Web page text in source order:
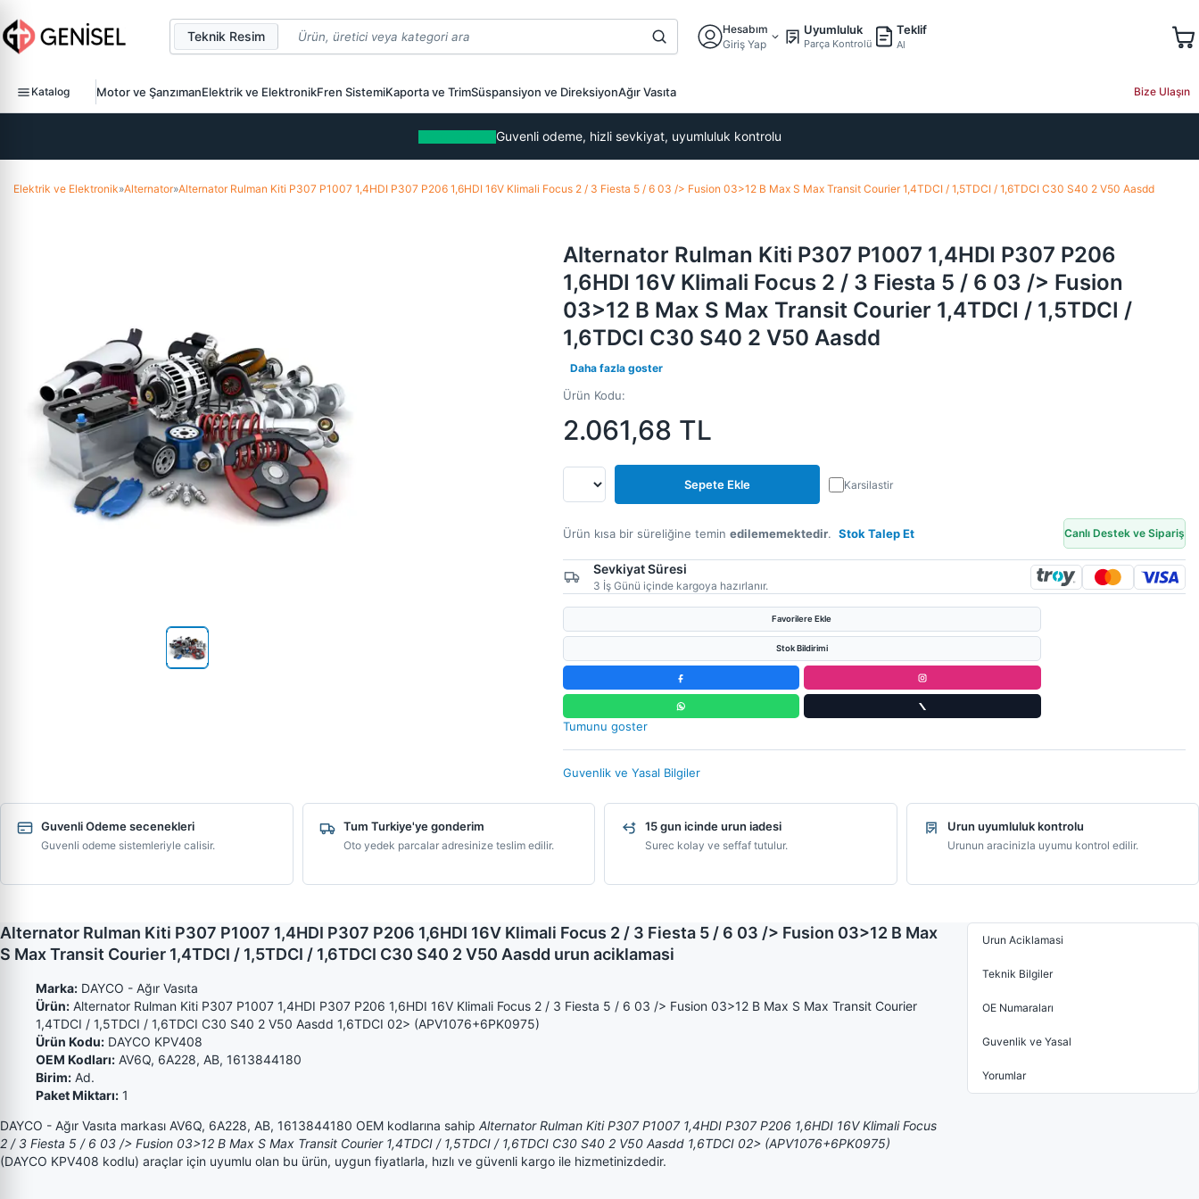
Teknik Resim
Hesabım
Giriş Yap
Uyumluluk
Parça Kontrolü
Teklif
Al
Katalog Motor ve ŞanzımanElektrik ve ElektronikFren SistemiKaporta ve TrimSüspansiyon ve DireksiyonAğır Vasıta Bize Ulaşın
Guvenli odeme, hizli sevkiyat, uyumluluk kontrolu
Elektrik ve Elektronik»Alternator»Alternator Rulman Kiti P307 P1007 1,4HDI P307 P206 1,6HDI 16V Klimali Focus 2 / 3 Fiesta 5 / 6 03 /> Fusion 03>12 B Max S Max Transit Courier 1,4TDCI / 1,5TDCI / 1,6TDCI C30 S40 2 V50 Aasdd
Alternator Rulman Kiti P307 P1007 1,4HDI P307 P206
1,6HDI 16V Klimali Focus 2 / 3 Fiesta 5 / 6 03 /> Fusion
03>12 B Max S Max Transit Courier 1,4TDCI / 1,5TDCI /
1,6TDCI C30 S40 2 V50 Aasdd
Daha fazla goster
Ürün Kodu:
2.061,68 TL
Sepete Ekle Karsilastir
Ürün kısa bir süreliğine temin edilememektedir. Stok Talep Et Canlı Destek ve Sipariş
Sevkiyat Süresi
3 İş Günü içinde kargoya hazırlanır.
Favorilere Ekle
Stok Bildirimi
Tumunu goster
Guvenlik ve Yasal Bilgiler
Guvenli Odeme secenekleri
Guvenli odeme sistemleriyle calisir.
Tum Turkiye'ye gonderim
Oto yedek parcalar adresinize teslim edilir.
15 gun icinde urun iadesi
Surec kolay ve seffaf tutulur.
Urun uyumluluk kontrolu
Urunun aracinizla uyumu kontrol edilir.
Alternator Rulman Kiti P307 P1007 1,4HDI P307 P206 1,6HDI 16V Klimali Focus 2 / 3 Fiesta 5 / 6 03 /> Fusion 03>12 B Max
S Max Transit Courier 1,4TDCI / 1,5TDCI / 1,6TDCI C30 S40 2 V50 Aasdd urun aciklamasi
Marka: DAYCO - Ağır Vasıta
Ürün: Alternator Rulman Kiti P307 P1007 1,4HDI P307 P206 1,6HDI 16V Klimali Focus 2 / 3 Fiesta 5 / 6 03 /> Fusion 03>12 B Max S Max Transit Courier
1,4TDCI / 1,5TDCI / 1,6TDCI C30 S40 2 V50 Aasdd 1,6TDCI 02> (APV1076+6PK0975)
Ürün Kodu: DAYCO KPV408
OEM Kodları: AV6Q, 6A228, AB, 1613844180
Birim: Ad.
Paket Miktarı: 1
DAYCO - Ağır Vasıta markası AV6Q, 6A228, AB, 1613844180 OEM kodlarına sahip Alternator Rulman Kiti P307 P1007 1,4HDI P307 P206 1,6HDI 16V Klimali Focus
2 / 3 Fiesta 5 / 6 03 /> Fusion 03>12 B Max S Max Transit Courier 1,4TDCI / 1,5TDCI / 1,6TDCI C30 S40 2 V50 Aasdd 1,6TDCI 02> (APV1076+6PK0975)
(DAYCO KPV408 kodlu) araçlar için uyumlu olan bu ürün, uygun fiyatlarla, hızlı ve güvenli kargo ile hizmetinizdedir.
Urun Aciklamasi
Teknik Bilgiler
OE Numaraları
Guvenlik ve Yasal
Yorumlar